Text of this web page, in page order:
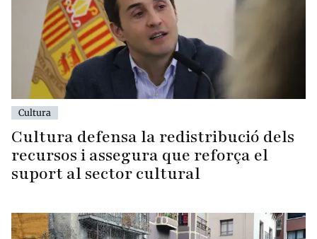
Cultura
Cultura defensa la redistribució dels
recursos i assegura que reforça el
suport al sector cultural